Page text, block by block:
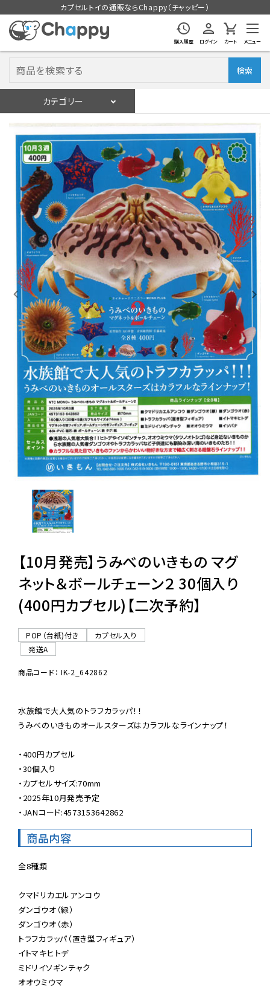
カプセルトイの通販ならChappy（チャッピー）
購入履歴 ログイン カート メニュー
検索
カテゴリー
ログイン 会員登録
入荷スケジュールをチェック
カプセルトイマシン本体
カプセルトイ
販促用空カプセル
レンタル
景品・玩具・文具
販促用カプセルトイ
よくあるご質問
ご利用ガイド
06-6282-7659
【10月発売】うみべのいきもの マグ
ネット＆ボールチェーン２ 30個入り
(400円カプセル)【二次予約】
POP（台紙)付き
カプセル入り
発送A
商品コード： IK-2_642862
水族館で大人気のトラフカラッパ！！
うみべのいきものオールスターズはカラフルなラインナップ！
・400円カプセル
・30個入り
・カプセルサイズ:70mm
・2025年10月発売予定
・JANコード:4573153642862
商品内容
全8種類
クマドリカエルアンコウ
ダンゴウオ（緑）
ダンゴウオ（赤）
トラフカラッパ（置き型フィギュア）
イトマキヒトデ
ミドリイソギンチャク
オオウミウマ